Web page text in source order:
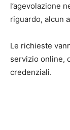
l’agevolazione
riguardo, alcun
Le richieste
servizio online,
credenziali.